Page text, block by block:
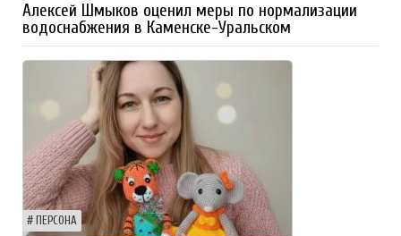
Алексей Шмыков оценил меры по нормализации
водоснабжения в Каменске-Уральском
ПЕРСОНА